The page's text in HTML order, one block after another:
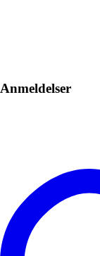
Anmeldelser